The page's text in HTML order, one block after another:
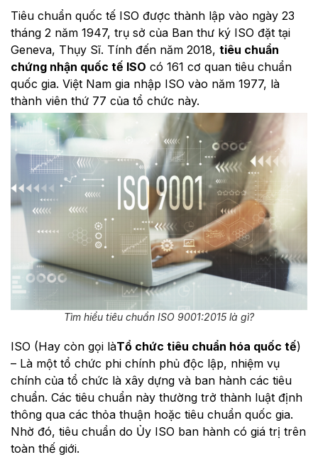
Tiêu chuẩn quốc tế ISO được thành lập vào ngày 23
tháng 2 năm 1947, trụ sở của Ban thư ký ISO đặt tại
Geneva, Thụy Sĩ. Tính đến năm 2018, tiêu chuẩn
chứng nhận quốc tế ISO có 161 cơ quan tiêu chuẩn
quốc gia. Việt Nam gia nhập ISO vào năm 1977, là
thành viên thứ 77 của tổ chức này.
Tìm hiểu tiêu chuẩn ISO 9001:2015 là gì?
ISO (Hay còn gọi làTổ chức tiêu chuẩn hóa quốc tế)
– Là một tổ chức phi chính phủ độc lập, nhiệm vụ
chính của tổ chức là xây dựng và ban hành các tiêu
chuẩn. Các tiêu chuẩn này thường trở thành luật định
thông qua các thỏa thuận hoặc tiêu chuẩn quốc gia.
Nhờ đó, tiêu chuẩn do Ủy ISO ban hành có giá trị trên
toàn thế giới.